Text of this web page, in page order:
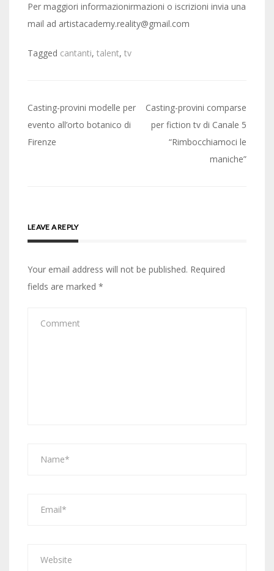
Per maggiori informazionirmazioni o iscrizioni invia una
mail ad artistacademy.reality@gmail.com
Tagged cantanti, talent, tv
Post
navigation
Casting-provini modelle per
evento all’orto botanico di
Firenze
Casting-provini comparse
per fiction tv di Canale 5
“Rimbocchiamoci le
maniche”
LEAVE A REPLY
Your email address will not be published. Required
fields are marked *